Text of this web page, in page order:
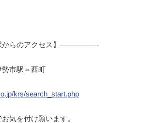
駅からのアクセス】—————-
勢市駅⇔西町
krs/search_start.php
気を付け願います。